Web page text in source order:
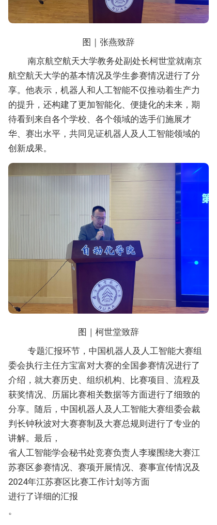
图｜ 张燕致辞
南京航空航天大学教务处副处长柯世堂就南京
航空航天大学的基本情况及学生参赛情况进行了分
享。他表示，机器人和人工智能不仅推动着生产力
的提升，还构建了更加智能化、便捷化的未来，期
待看到来自各个学校、各个领域的选手们施展才
华、赛出水平，共同见证机器人及人工智能领域的
创新成果。
图 ｜柯世堂致辞
专题汇报环节，中国机器人及人工智能大赛组
委会执行主任方宝富对大赛的全国参赛情况进行了
介绍，就大赛历史、组织机构、比赛项目、流程及
获奖情况、历届比赛相关数据等方面进行了细致的
分享。随后，中国机器人及人工智能大赛组委会裁
判长钟秋波对大赛赛制及大赛总规则进行了专业的
讲解。最后，
省人工智能学会秘书处竞赛负责人李璨围绕大赛江
苏赛区参赛情况、赛项开展情况、赛事宣传情况及
2024年江苏赛区比赛工作计划等方面
进行了详细的汇报
。